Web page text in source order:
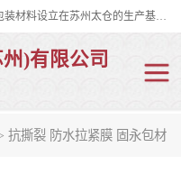
双忠包装材料（苏州）有限公司是上海双忠包装材料设立在苏州太仓的生产基地，占地约2万平米，产品主要有打孔缠绕膜，拉伸蜂窝纸，集装箱充气袋，滑托板，打包带，裹包网兜，防滑纸等箱体和托盘的运输和保护性包材。固永包材®，GooYon Pack®，是我们保护性包装材料的专属品牌。
)有限公司
抗撕裂 防水拉紧膜 固永包材